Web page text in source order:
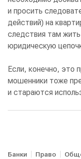
и просить
действий) на
следствия там
юридическую
Если, конечно, это
мошенники тоже
и стараются
Банки Право